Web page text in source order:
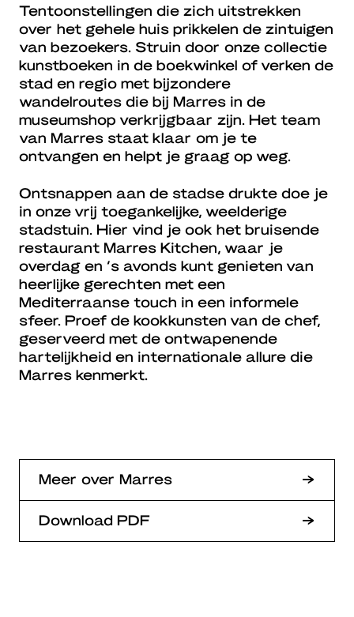
Tentoonstellingen die zich uitstrekken
over het gehele huis prikkelen de zintuigen
van bezoekers. Struin door onze collectie
kunstboeken in de boekwinkel of verken de
stad en regio met bijzondere
wandelroutes die bij Marres in de
museumshop verkrijgbaar zijn. Het team
van Marres staat klaar om je te
ontvangen en helpt je graag op weg.
Ontsnappen aan de stadse drukte doe je
in onze vrij toegankelijke, weelderige
stadstuin. Hier vind je ook het bruisende
restaurant Marres Kitchen, waar je
overdag en ’s avonds kunt genieten van
heerlijke gerechten met een
Mediterraanse touch in een informele
sfeer. Proef de kookkunsten van de chef,
geserveerd met de ontwapenende
hartelijkheid en internationale allure die
Marres kenmerkt.
Meer over Marres
Download PDF